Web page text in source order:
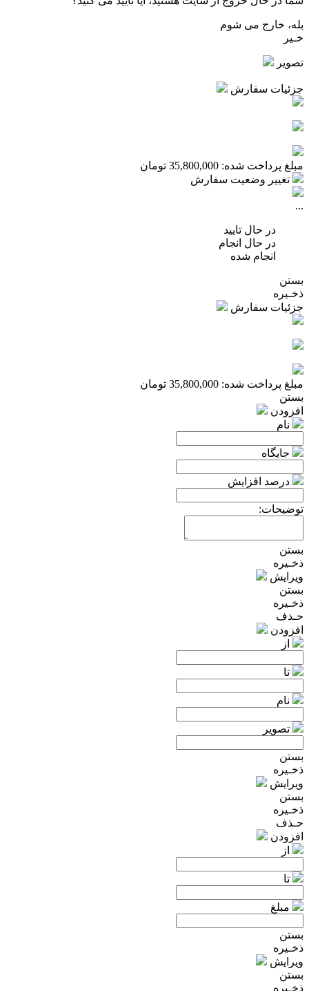
بله، خارج می شوم
خـیر
تصویر
جزئیات سفارش
مبلغ پرداخت شده: 35,800,000 تومان
تغییر وضعیت سفارش
...
در حال تایید
در حال انجام
انجام شده
بستن
ذخـیره
جزئیات سفارش
مبلغ پرداخت شده: 35,800,000 تومان
بستن
افزودن
نام
جایگاه
درصد افزایش
توضیحات:
بستن
ذخـیره
ویرایش
بستن
ذخـیره
حـذف
افزودن
از
تا
نام
تصویر
بستن
ذخـیره
ویرایش
بستن
ذخـیره
حـذف
افزودن
از
تا
مبلغ
بستن
ذخـیره
ویرایش
بستن
ذخـیره